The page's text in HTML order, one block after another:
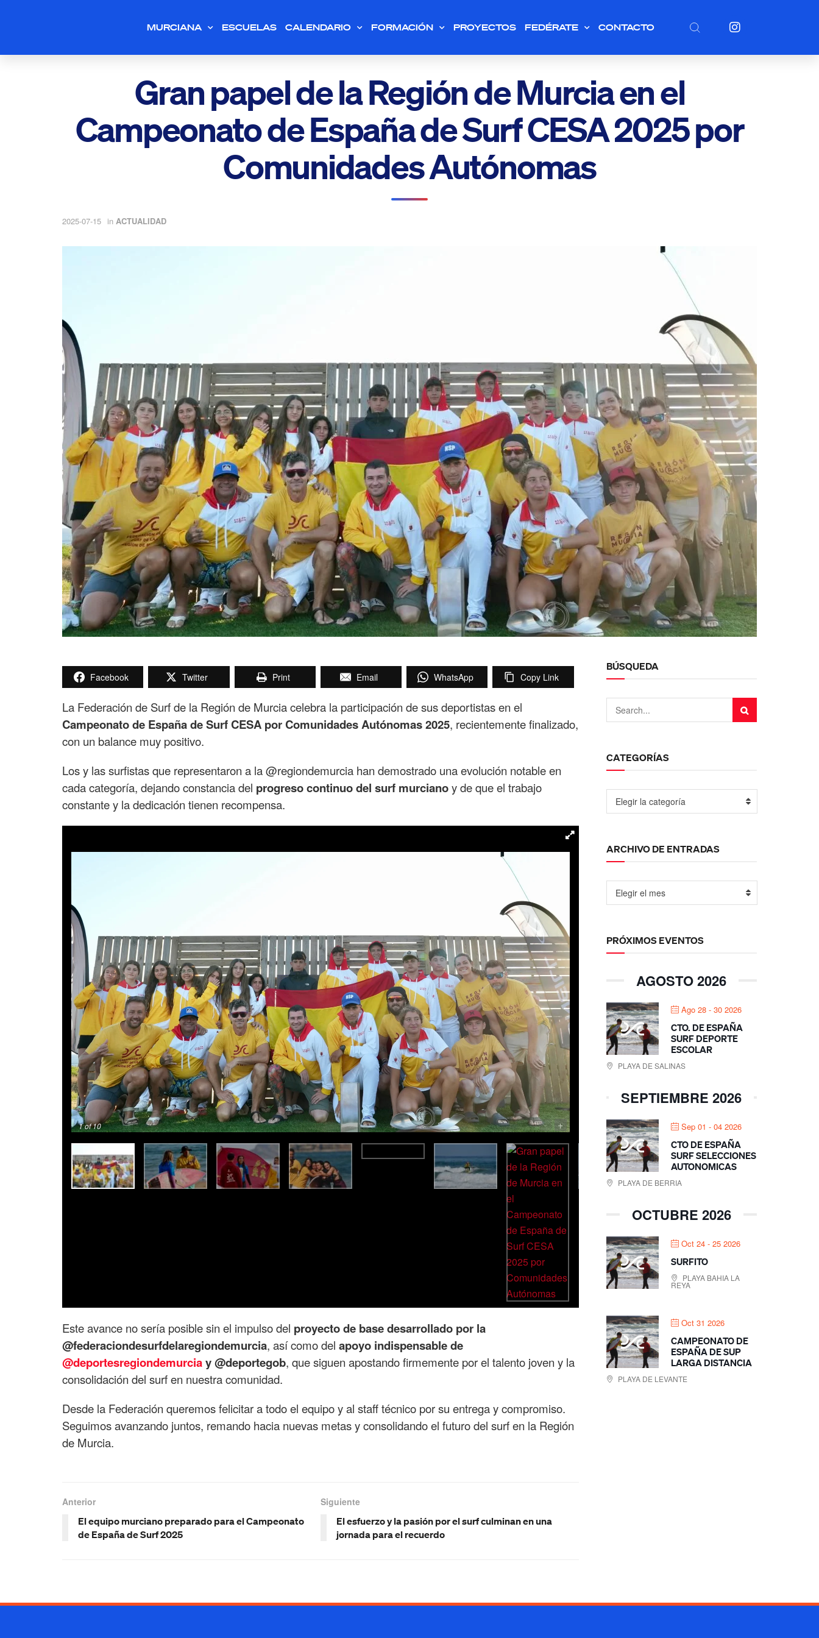
MURCIANA ESCUELAS CALENDARIO FORMACIÓN PROYECTOS FEDÉRATE CONTACTO
Gran papel de la Región de Murcia en el
Campeonato de España de Surf CESA 2025 por
Comunidades Autónomas
2025-07-15 in ACTUALIDAD
Facebook Twitter Print Email WhatsApp Copy Link
La Federación de Surf de la Región de Murcia celebra la participación de sus deportistas en el
Campeonato de España de Surf CESA por Comunidades Autónomas 2025, recientemente finalizado,
con un balance muy positivo.
Los y las surfistas que representaron a la @regiondemurcia han demostrado una evolución notable en
cada categoría, dejando constancia del progreso continuo del surf murcianoy de que el trabajo
constante y la dedicación tienen recompensa.
1of 10 - +
Este avance no sería posible sin el impulso del proyecto de base desarrollado por la
@federaciondesurfdelaregiondemurcia, así como del apoyo indispensable de
@deportesregiondemurciay @deportegob, que siguen apostando firmemente por el talento joven y la
consolidación del surf en nuestra comunidad.
Desde la Federación queremos felicitar a todo el equipo y al staff técnico por su entrega y compromiso.
Seguimos avanzando juntos, remando hacia nuevas metas y consolidando el futuro del surf en la Región
de Murcia.
Anterior
El equipo murciano preparado para el Campeonato
de España de Surf 2025
Siguiente
El esfuerzo y la pasión por el surf culminan en una
jornada para el recuerdo
BÚSQUEDA
CATEGORÍAS
Elegir la categoría
ARCHIVO DE ENTRADAS
Elegir el mes
PRÓXIMOS EVENTOS
AGOSTO 2026
Ago 28 - 30 2026
CTO. DE ESPAÑA
SURF DEPORTE
ESCOLAR
PLAYA DE SALINAS
SEPTIEMBRE 2026
Sep 01 - 04 2026
CTO DE ESPAÑA
SURF SELECCIONES
AUTONOMICAS
PLAYA DE BERRIA
OCTUBRE 2026
Oct 24 - 25 2026
SURFITO
PLAYA BAHIA LA
REYA
Oct 31 2026
CAMPEONATO DE
ESPAÑA DE SUP
LARGA DISTANCIA
PLAYA DE LEVANTE